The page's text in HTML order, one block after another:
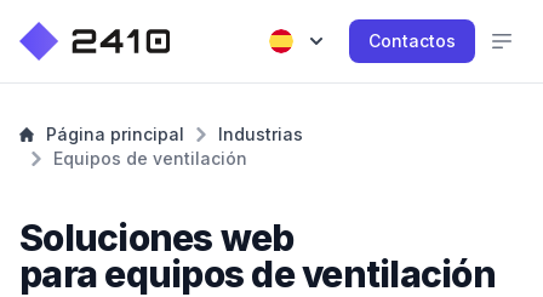
Contactos
Página principal
Industrias
Equipos de ventilación
Soluciones web
para equipos de ventilación